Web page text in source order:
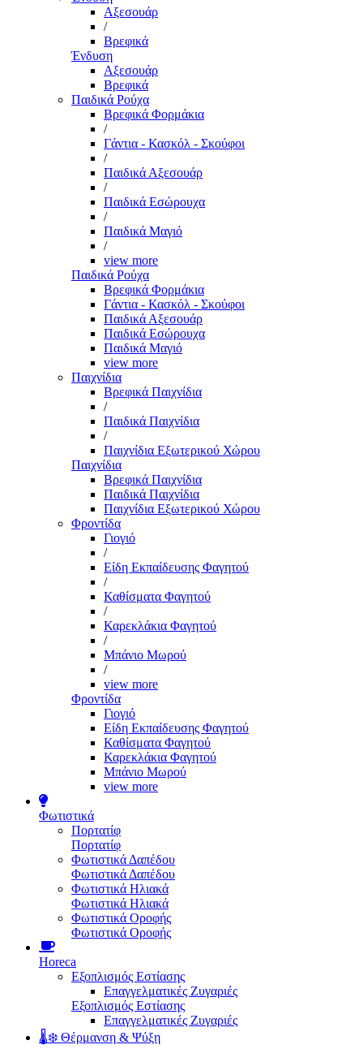
Αξεσουάρ
/
Βρεφικά
Ένδυση
Αξεσουάρ
Βρεφικά
Παιδικά Ρούχα
Βρεφικά Φορμάκια
/
Γάντια - Κασκόλ - Σκούφοι
/
Παιδικά Αξεσουάρ
/
Παιδικά Εσώρουχα
/
Παιδικά Μαγιό
/
view more
Παιδικά Ρούχα
Βρεφικά Φορμάκια
Γάντια - Κασκόλ - Σκούφοι
Παιδικά Αξεσουάρ
Παιδικά Εσώρουχα
Παιδικά Μαγιό
view more
Παιχνίδια
Βρεφικά Παιχνίδια
/
Παιδικά Παιχνίδια
/
Παιχνίδια Εξωτερικού Χώρου
Παιχνίδια
Βρεφικά Παιχνίδια
Παιδικά Παιχνίδια
Παιχνίδια Εξωτερικού Χώρου
Φροντίδα
Γιογιό
/
Είδη Εκπαίδευσης Φαγητού
/
Καθίσματα Φαγητού
/
Καρεκλάκια Φαγητού
/
Μπάνιο Μωρού
/
view more
Φροντίδα
Γιογιό
Είδη Εκπαίδευσης Φαγητού
Καθίσματα Φαγητού
Καρεκλάκια Φαγητού
Μπάνιο Μωρού
view more
Φωτιστικά
Πορτατίφ
Πορτατίφ
Φωτιστικά Δαπέδου
Φωτιστικά Δαπέδου
Φωτιστικά Ηλιακά
Φωτιστικά Ηλιακά
Φωτιστικά Οροφής
Φωτιστικά Οροφής
Horeca
Εξοπλισμός Εστίασης
Επαγγελματικές Ζυγαριές
Εξοπλισμός Εστίασης
Επαγγελματικές Ζυγαριές
🌡️❄️ Θέρμανση & Ψύξη